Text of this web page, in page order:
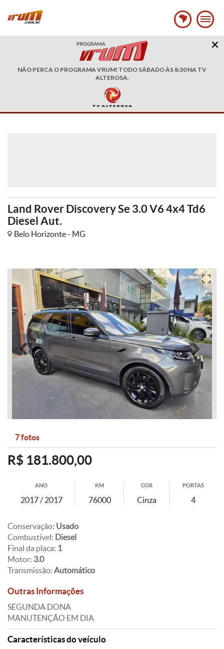
NÃO PERCA O PROGRAMA VRUM! TODO SÁBADO ÀS 8:30 NA TV
ALTEROSA.
Land Rover Discovery Se 3.0 V6 4x4 Td6
Diesel Aut.
Belo Horizonte - MG
Anterior
7 fotos
R$ 181.800,00
ANO
2017 / 2017
KM
76000
COR
Cinza
PORTAS
4
Conservação: Usado
Combustível: Diesel
Final da placa: 1
Motor: 3.0
Transmissão: Automático
Outras Informações
SEGUNDA DONA
MANUTENÇÃO EM DIA
Características do veículo